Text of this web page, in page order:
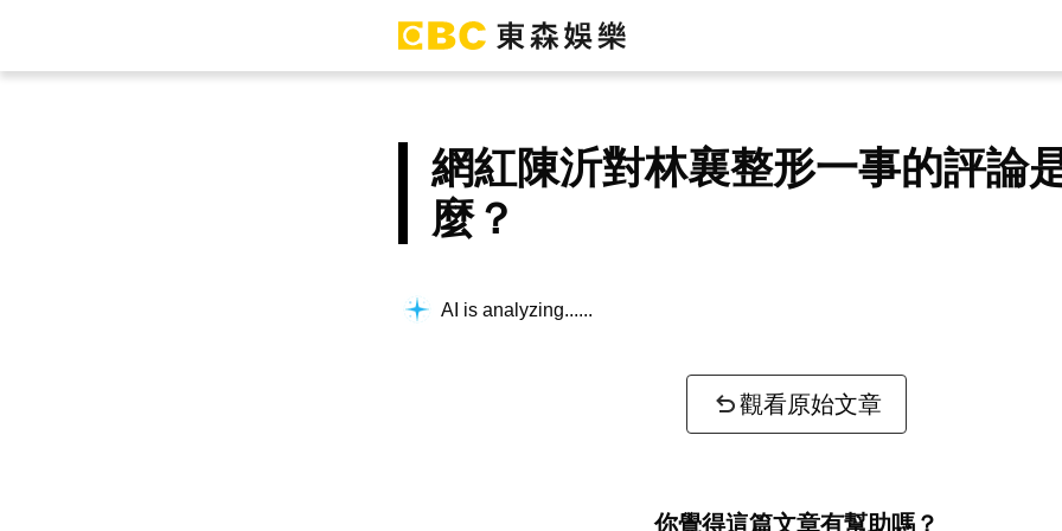
網紅陳沂對林襄整形一事的評論
麼？
AI is analyzing...
觀看原始文章
你覺得這篇文章有幫助嗎？